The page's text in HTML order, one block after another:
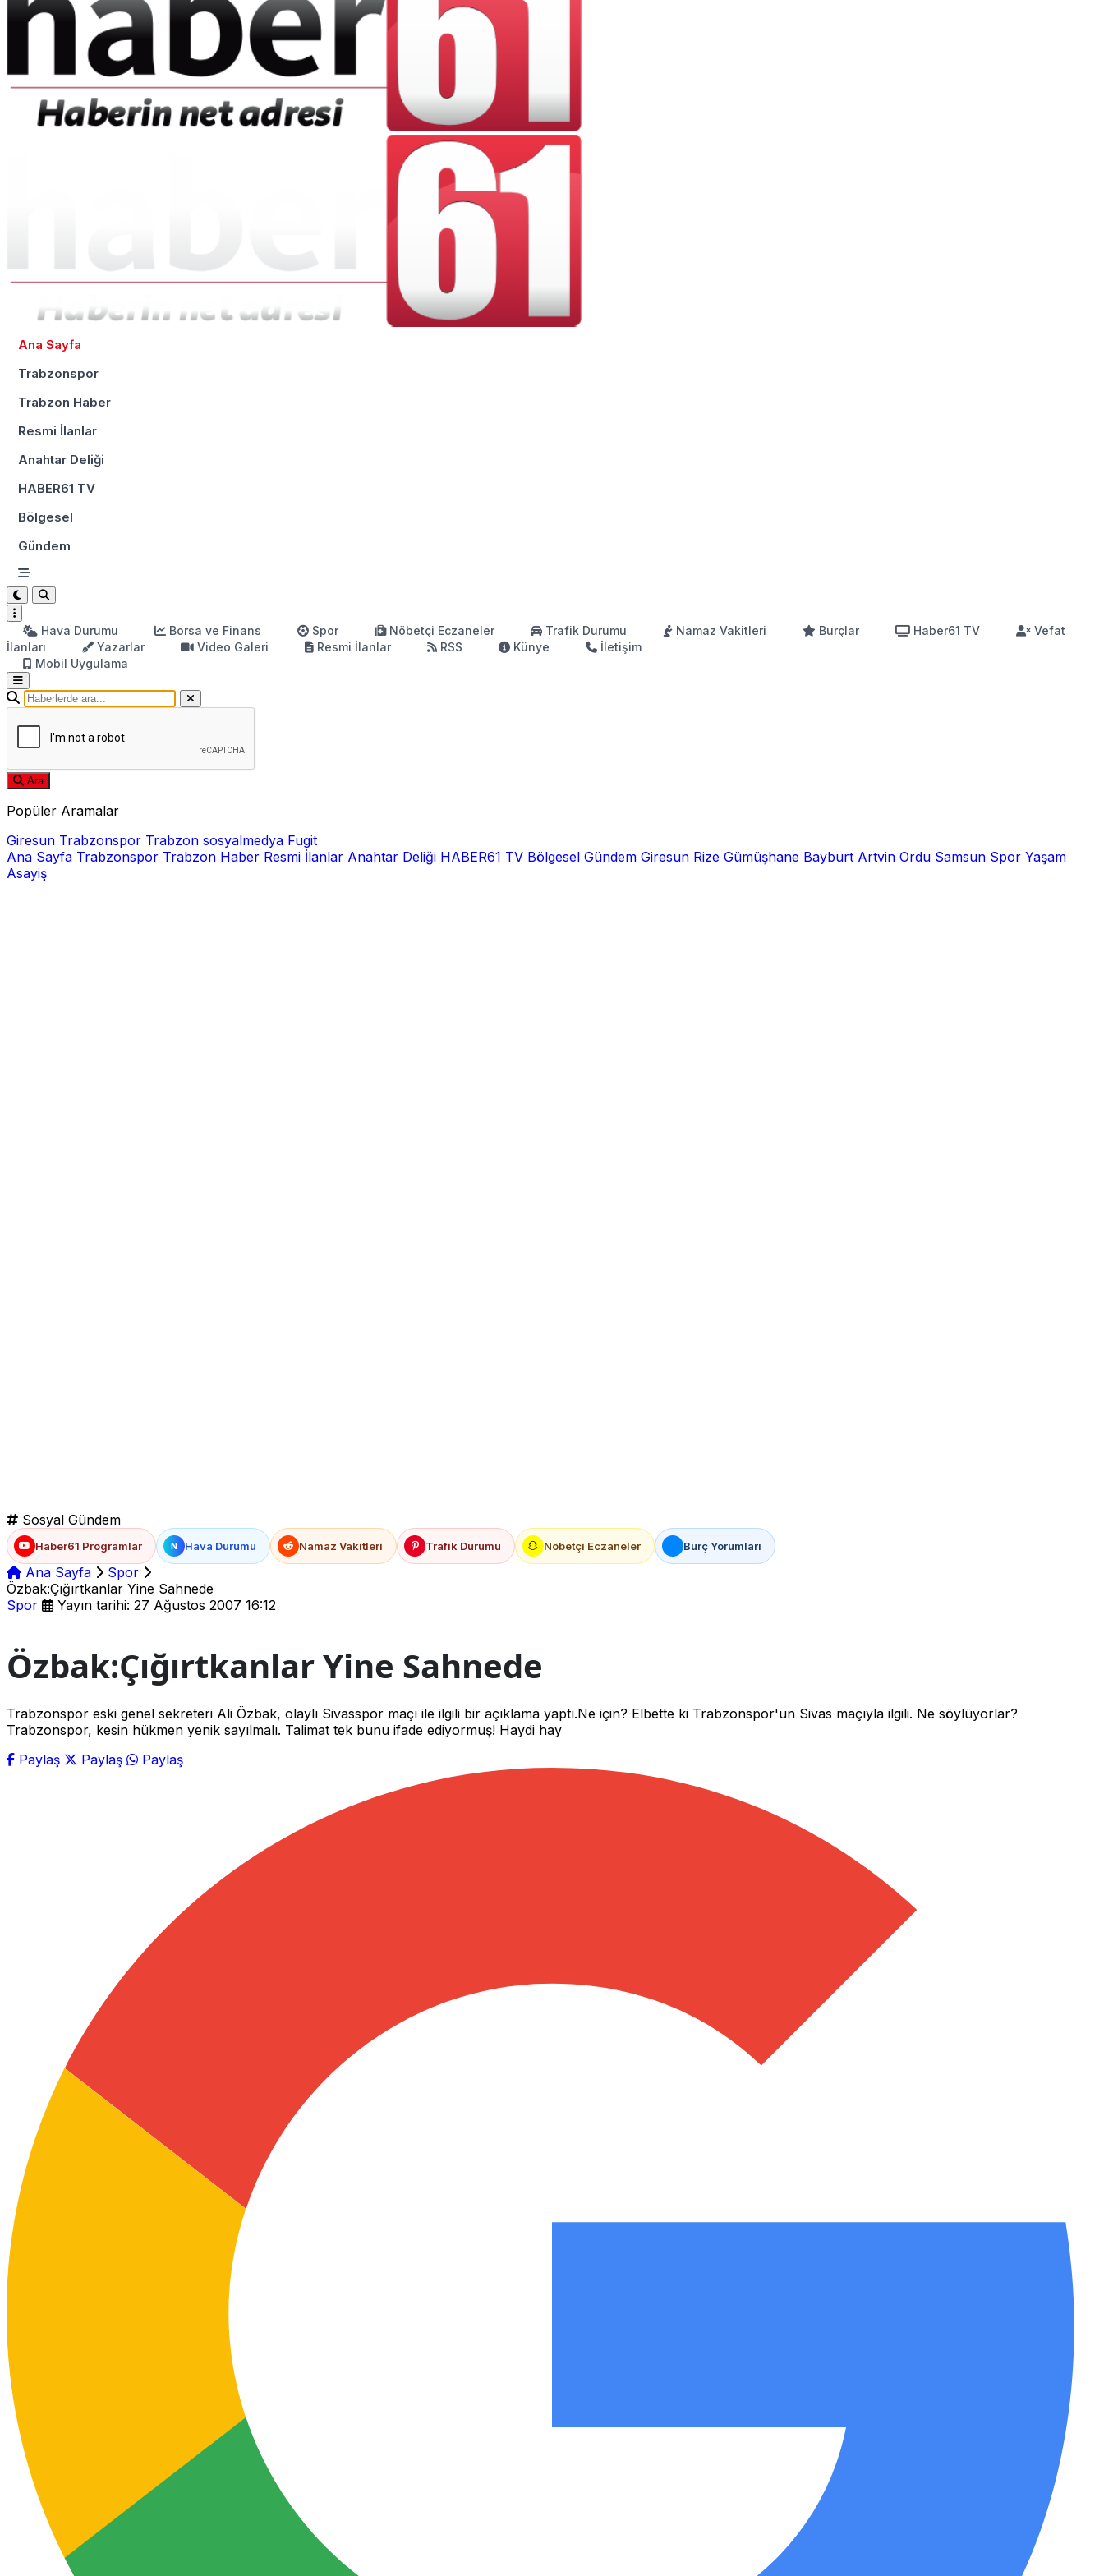
Ana Sayfa
Trabzonspor
Trabzon Haber
Resmi İlanlar
Anahtar Deliği
HABER61 TV
Bölgesel
Gündem
Hava Durumu Borsa ve Finans Spor Nöbetçi Eczaneler Trafik Durumu Namaz Vakitleri Burçlar Haber61 TV
Vefat
İlanları
Yazarlar Video Galeri Resmi İlanlar RSS Künye
İletişim
Mobil Uygulama
Ara
Popüler Aramalar
Giresun Trabzonspor Trabzon sosyalmedya Fugit
Ana Sayfa Trabzonspor Trabzon Haber Resmi İlanlar Anahtar Deliği HABER61 TV Bölgesel Gündem Giresun Rize Gümüşhane Bayburt Artvin Ordu Samsun Spor Yaşam
Asayiş
Sosyal Gündem
Haber61 Programlar N Hava Durumu Namaz Vakitleri Trafik Durumu Nöbetçi Eczaneler Burç Yorumları
Ana Sayfa
Spor
Özbak:Çığırtkanlar Yine Sahnede
Spor
Yayın tarihi: 27 Ağustos 2007 16:12
Özbak:Çığırtkanlar Yine Sahnede
Trabzonspor eski genel sekreteri Ali Özbak, olaylı Sivasspor maçı ile ilgili bir açıklama yaptı.Ne için? Elbette ki Trabzonspor'un Sivas maçıyla ilgili. Ne söylüyorlar?
Trabzonspor, kesin hükmen yenik sayılmalı. Talimat tek bunu ifade ediyormuş! Haydi hay
Paylaş
Paylaş Paylaş